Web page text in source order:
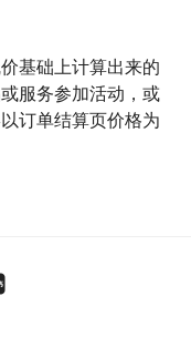
避免发生意外事件；
基础上计算出来的
服务参加活动，或
订单结算页价格为